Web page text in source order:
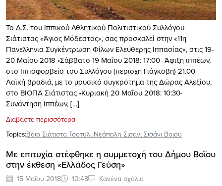
Το Δ.Σ. του Ιππικού Αθλητικού Πολιτιστικού Συλλόγου
Σιάτιστας «Άγιος Μόδεστος», σας προσκαλεί στην «11η
Πανελλήνια Συγκέντρωση Φίλων Ελεύθερης Ιππασίας», στις 19-
20 Μαΐου 2018 •Σάββατο 19 Μαΐου 2018: 17:00 -Άφιξη ιππέων,
στο Ιπποφορβείο του Συλλόγου (περιοχή Γιάγκοβη) 21.00-
Λαϊκή βραδιά, με το μουσικό συγκρότημα της Δώρας Αλεξίου,
στο ΒΙΟΠΑ Σιάτιστας •Κυριακή 20 Μαΐου 2018: 10:30-
Συνάντηση Ιππέων, […]
Διαβάστε περισσότερα
Topics:Βόιο Σιάτιστα Τσοτυλι Νεάπολη Σισανι Σισάνι Βοιου
Με επιτυχία στέφθηκε η συμμετοχή του Δήμου Βοΐου
στην έκθεση «Ελλάδος Γεύση»
15 Μαΐου 2018 10:48 Κανένα σχόλιο